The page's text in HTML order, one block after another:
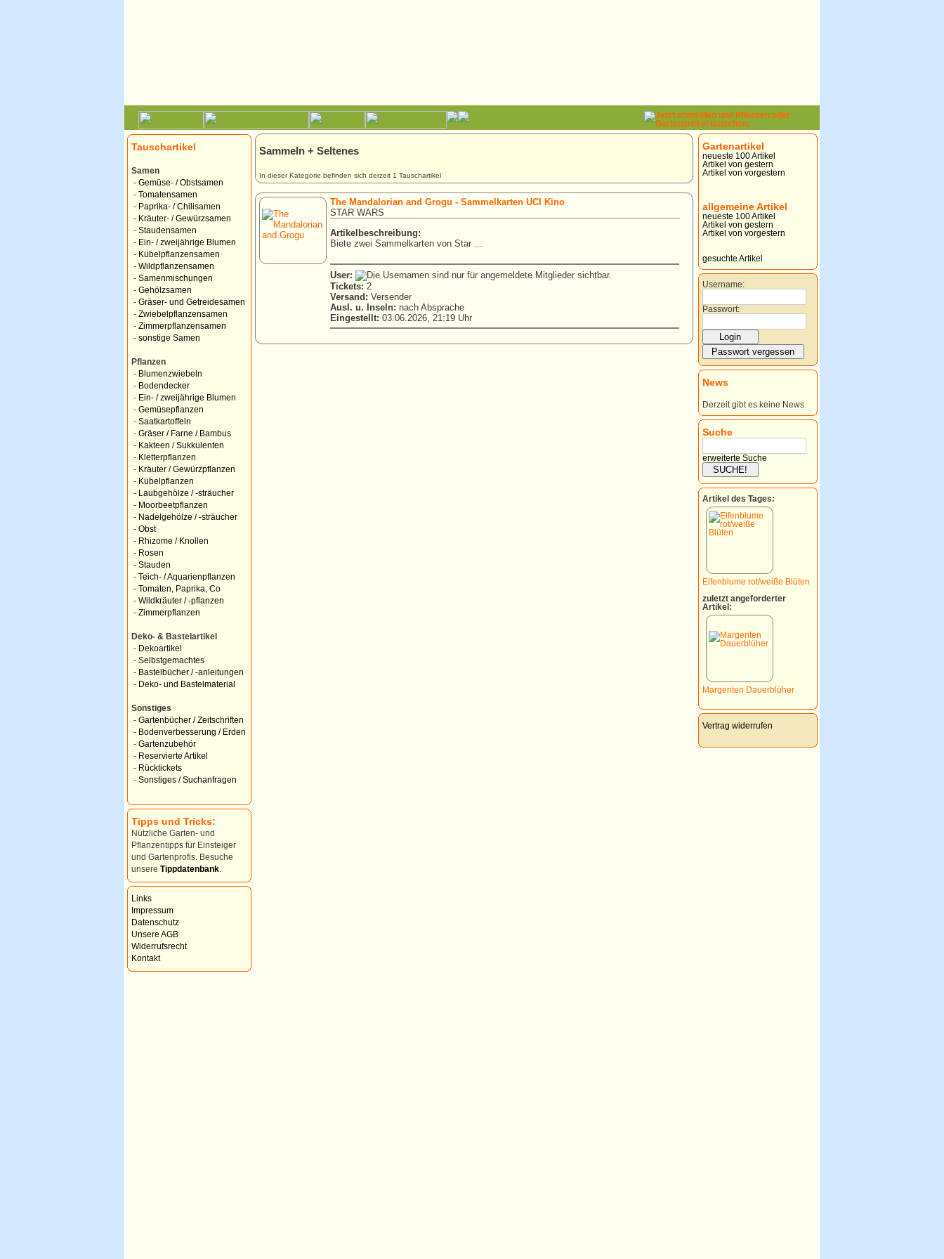
Tauschartikel
Samen
- Gemüse- / Obstsamen
- Tomatensamen
- Paprika- / Chilisamen
- Kräuter- / Gewürzsamen
- Staudensamen
- Ein- / zweijährige Blumen
- Kübelpflanzensamen
- Wildpflanzensamen
- Samenmischungen
- Gehölzsamen
- Gräser- und Getreidesamen
- Zwiebelpflanzensamen
- Zimmerpflanzensamen
- sonstige Samen
Pflanzen
- Blumenzwiebeln
- Bodendecker
- Ein- / zweijährige Blumen
- Gemüsepflanzen
- Saatkartoffeln
- Gräser / Farne / Bambus
- Kakteen / Sukkulenten
- Kletterpflanzen
- Kräuter / Gewürzpflanzen
- Kübelpflanzen
-
Laubgehölze / -sträucher
- Moorbeetpflanzen
- Nadelgehölze / -sträucher
- Obst
- Rhizome / Knollen
- Rosen
- Stauden
- Teich- / Aquarienpflanzen
- Tomaten, Paprika, Co
- Wildkräuter / -pflanzen
- Zimmerpflanzen
Deko- & Bastelartikel
- Dekoartikel
- Selbstgemachtes
- Bastelbücher / -anleitungen
- Deko- und Bastelmaterial
Sonstiges
- Gartenbücher / Zeitschriften
- Bodenverbesserung / Erden
- Gartenzubehör
- Reservierte Artikel
- Rücktickets
- Sonstiges / Suchanfragen
Tipps und Tricks:
Nützliche Garten- und
Pflanzentipps für Einsteiger
und Gartenprofis. Besuche
unsere Tippdatenbank
Links
Impressum
Datenschutz
Unsere AGB
Widerrufsrecht
Kontakt
Sammeln + Seltenes
In dieser Kategorie befinden sich derzeit 1 Tauschartikel
The Mandalorian and Grogu - Sammelkarten UCI Kino
STAR WARS
Artikelbeschreibung:
Biete zwei Sammelkarten von Star ...
User:
Tickets: 2
Versand: Versender
Ausl. u. Inseln: nach Absprache
Eingestellt: 03.06.2026, 21:19 Uhr
Gartenartikel
neueste 100 Artikel
Artikel von gestern
Artikel von vorgestern
allgemeine Artikel
neueste 100 Artikel
Artikel von gestern
Artikel von vorgestern
gesuchte Artikel
Username:
Passwort:
News
Derzeit gibt es keine News
Suche
erweiterte Suche
Artikel des Tages:
Elfenblume rot/weiße Blüten
zuletzt angeforderter
Artikel:
Margeriten Dauerblüher
Vertrag widerrufen